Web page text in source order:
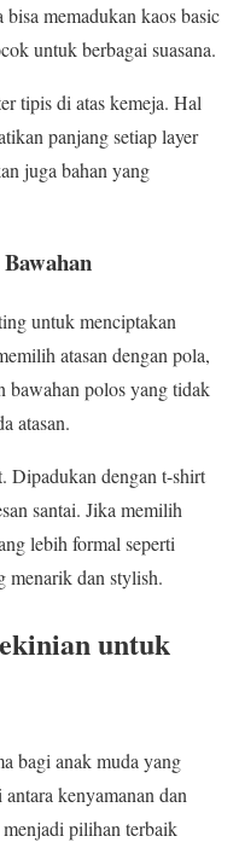
memadukan kaos basic
untuk berbagai suasana.
tipis di atas kemeja. Hal
panjang setiap layer
juga bahan yang
untuk menciptakan
atasan dengan pola,
bawahan polos yang tidak
atasan.
Dipadukan dengan t-shirt
santai. Jika memilih
lebih formal seperti
menarik dan stylish.
untuk
bagi anak muda yang
kenyamanan dan
pilihan terbaik